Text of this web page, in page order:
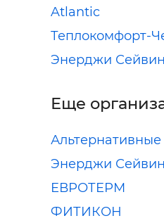
Atlantic
Теплокомфорт-
Энерджи
Еще
Альтернативные
Энерджи
ЕВРОТЕРМ
ФИТИКОН